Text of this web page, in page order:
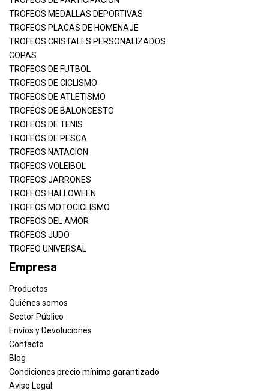
TROFEOS MEDALLAS DEPORTIVAS
TROFEOS PLACAS DE HOMENAJE
TROFEOS CRISTALES PERSONALIZADOS
COPAS
TROFEOS DE FUTBOL
TROFEOS DE CICLISMO
TROFEOS DE ATLETISMO
TROFEOS DE BALONCESTO
TROFEOS DE TENIS
TROFEOS DE PESCA
TROFEOS NATACION
TROFEOS VOLEIBOL
TROFEOS JARRONES
TROFEOS HALLOWEEN
TROFEOS MOTOCICLISMO
TROFEOS DEL AMOR
TROFEOS JUDO
TROFEO UNIVERSAL
Empresa
Productos
Quiénes somos
Sector Público
Envíos y Devoluciones
Contacto
Blog
Condiciones precio mínimo garantizado
Aviso Legal